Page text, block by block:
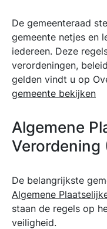
De gemeenteraad
gemeente netjes en
iedereen. Deze
verordeningen,
gelden vindt u op
gemeente bekijken
Algemene
Verordening
De belangrijkste
Algemene
staan de regels op
veiligheid.